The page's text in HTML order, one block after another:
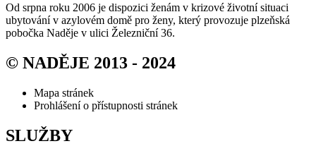
Od srpna roku 2006 je dispozici ženám v krizové životní situaci
ubytování v azylovém domě pro ženy, který provozuje plzeňská
pobočka Naděje v ulici Železniční 36.
© NADĚJE 2013 - 2024
Mapa stránek
Prohlášení o přístupnosti stránek
SLUŽBY